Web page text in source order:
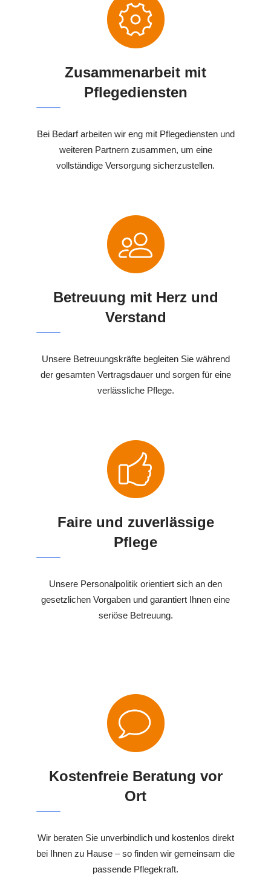
Zusammenarbeit mit
Pflegediensten
Bei Bedarf arbeiten wir eng mit Pflegediensten und
weiteren Partnern zusammen, um eine
vollständige Versorgung sicherzustellen.
Betreuung mit Herz und
Verstand
Unsere Betreuungskräfte begleiten Sie während
der gesamten Vertragsdauer und sorgen für eine
verlässliche Pflege.
Faire und zuverlässige
Pflege
Unsere Personalpolitik orientiert sich an den
gesetzlichen Vorgaben und garantiert Ihnen eine
seriöse Betreuung.
Kostenfreie Beratung vor
Ort
Wir beraten Sie unverbindlich und kostenlos direkt
bei Ihnen zu Hause – so finden wir gemeinsam die
passende Pflegekraft.